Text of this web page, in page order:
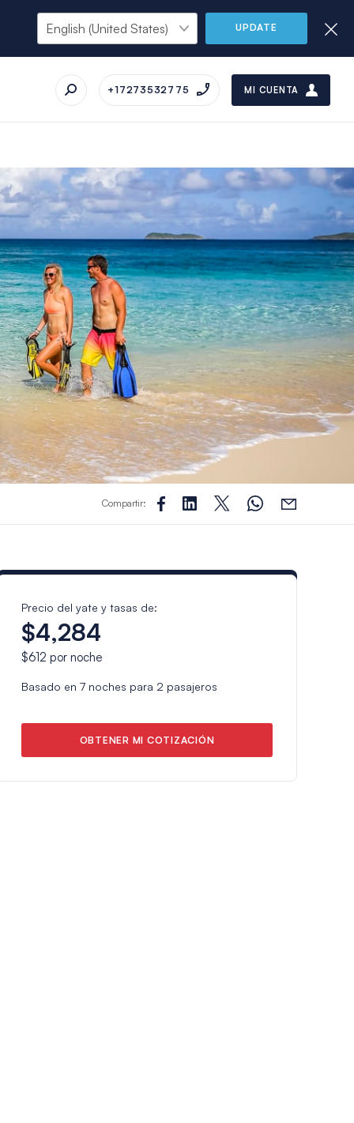
UPDATE
+17273532775 MI CUENTA
Compartir:
Precio del yate y tasas de:
$4,284
$612 por noche
Basado en 7 noches para 2 pasajeros
OBTENER MI COTIZACIÓN